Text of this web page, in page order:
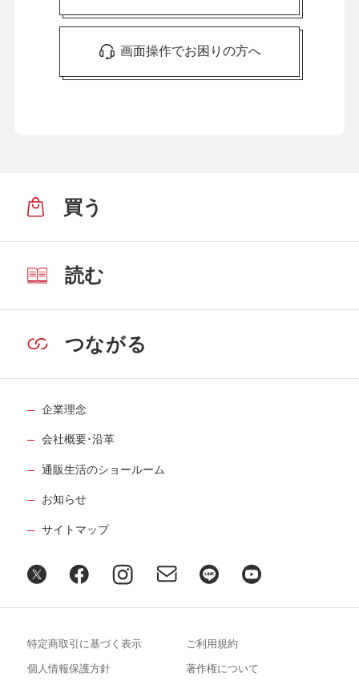
画面操作でお困りの方へ
買う
読む
つながる
企業理念
会社概要･沿革
通販生活のショールーム
お知らせ
サイトマップ
特定商取引に基づく表示 ご利用規約
個人情報保護方針 著作権について